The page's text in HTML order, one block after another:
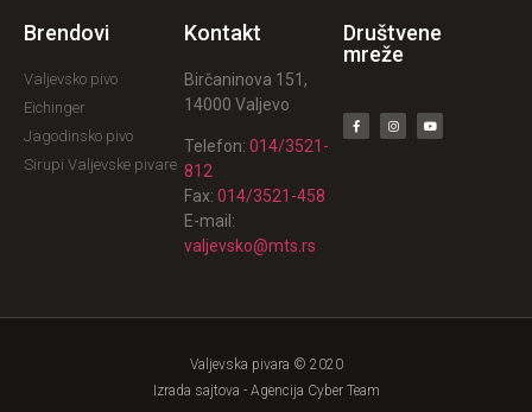
Brendovi
Valjevsko pivo
Eichinger
Jagodinsko pivo
Sirupi Valjevske pivare
Kontakt
Birčaninova 151,
14000 Valjevo
Telefon: 014/3521-
812
Fax: 014/3521-458
E-mail:
valjevsko@mts.rs
Društvene
mreže
Valjevska pivara © 2020
Izrada sajtova - Agencija Cyber Team